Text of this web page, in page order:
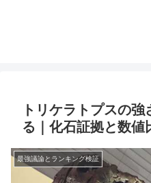
トリケラトプスの
る｜化石証拠と数値
最強議論とランキング検証